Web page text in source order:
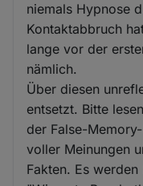
niemals Hypnose
Kontaktabbruch
lange vor der
nämlich.
Über diesen
entsetzt. Bitte
der False-
voller Meinungen
Fakten. Es